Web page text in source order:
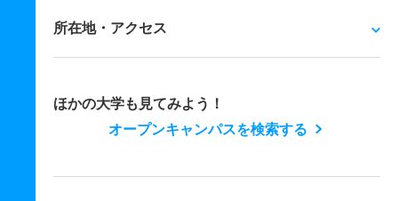
所在地・アクセス
ほかの大学も見てみよう！
オープンキャンパスを検索する